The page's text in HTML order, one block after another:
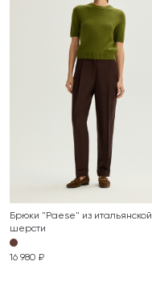
Брюки "Paese" из итальянской
шерсти
16 980 ₽